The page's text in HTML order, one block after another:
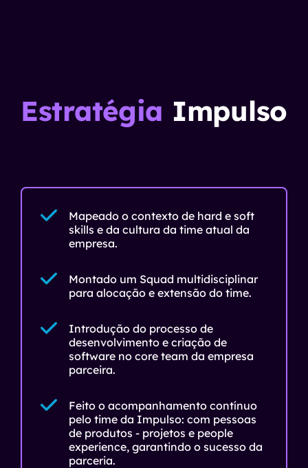
Estratégia Impulso
Mapeado o contexto de hard e soft
skills e da cultura da time atual da
empresa.
Montado um Squad multidisciplinar
para alocação e extensão do time.
Introdução do processo de
desenvolvimento e criação de
software no core team da empresa
parceira.
Feito o acompanhamento contínuo
pelo time da Impulso: com pessoas
de produtos - projetos e people
experience, garantindo o sucesso da
parceria.